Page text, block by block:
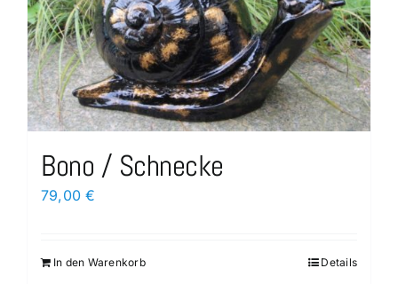
Bono / Schnecke
79,00€
In den Warenkorb Details